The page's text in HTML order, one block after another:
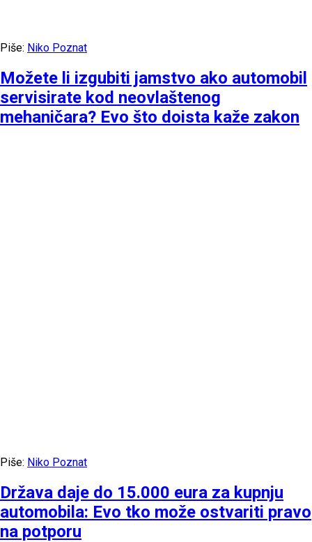
Piše: Niko Poznat
Možete li izgubiti jamstvo ako automobil
servisirate kod neovlaštenog
mehaničara? Evo što doista kaže zakon
Piše: Niko Poznat
Država daje do 15.000 eura za kupnju
automobila: Evo tko može ostvariti pravo
na potporu